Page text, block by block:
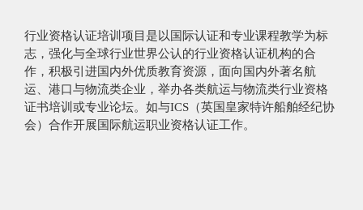
行业资格认证培训项目是以国际认证和专业课程教学为标
志，强化与全球行业世界公认的行业资格认证机构的合
作，积极引进国内外优质教育资源，面向国内外著名航
运、港口与物流类企业，举办各类航运与物流类行业资格
证书培训或专业论坛。如与ICS（英国皇家特许船舶经纪协
会）合作开展国际航运职业资格认证工作。